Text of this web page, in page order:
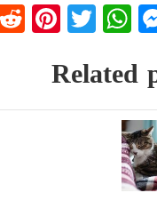
Messenger
Related